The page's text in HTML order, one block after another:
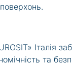
Італія
та